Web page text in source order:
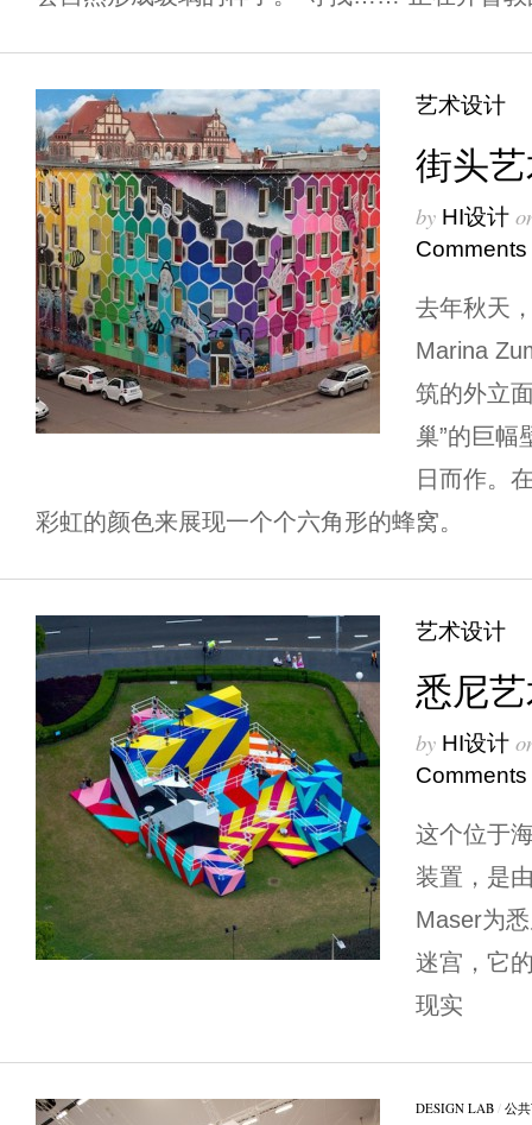
艺术设计
街头
by HI设计
Comments
去年秋天
Marina
筑的外立
巢”的巨幅
日而作。
彩虹的颜色来展现一个个六角形的蜂窝。
艺术设计
悉尼
by HI设计
Comments
这个位于
装置，是
Maser为
迷宫，它
现实
DESIGN LAB / 公